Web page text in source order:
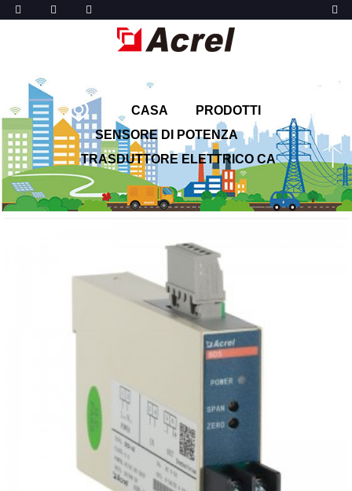
CASA
PRODOTTI
SENSORE DI POTENZA
TRASDUTTORE ELETTRICO CA